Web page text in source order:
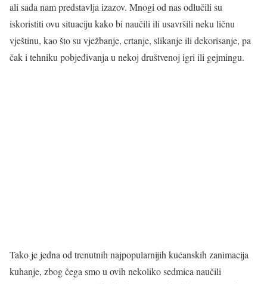
ali sada nam predstavlja izazov. Mnogi od nas odlučili su
iskoristiti ovu situaciju kako bi naučili ili usavršili neku ličnu
vještinu, kao što su vježbanje, crtanje, slikanje ili dekorisanje, pa
čak i tehniku pobjeđivanja u nekoj društvenoj igri ili gejmingu.
Tako je jedna od trenutnih najpopularnijih kućanskih zanimacija
kuhanje, zbog čega smo u ovih nekoliko sedmica naučili